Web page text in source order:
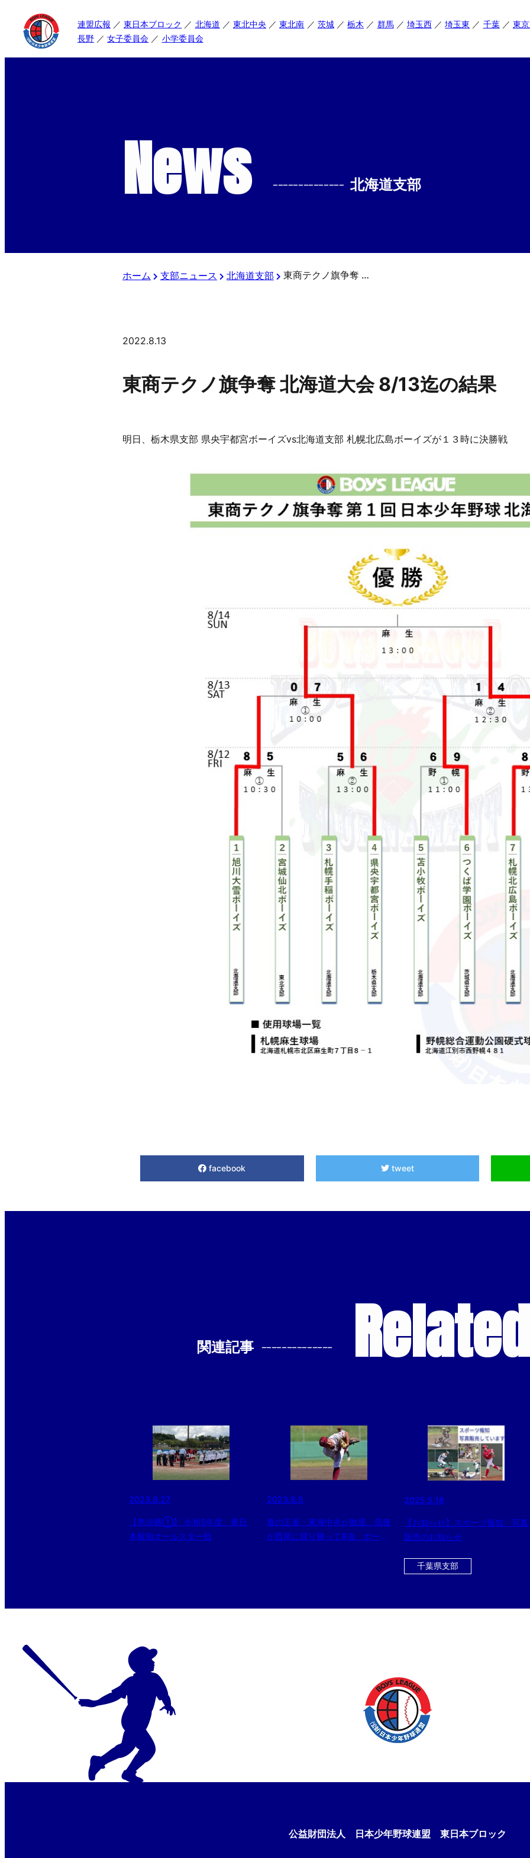
連盟広報 東日本ブロック 北海道 東北中央 東北南 茨城 栃木 群馬 埼玉西 埼玉東 千葉
東
長野
女子委員会 小学委員会
News -------------- 北海道支部
ホーム 支部ニュース 北海道支部 東商テクノ旗争奪 北海道大会 8/13迄の結果
2022.8.13
東商テクノ旗争奪 北海道大会 8/13迄の結果
明日、栃木県支部 県央宇都宮ボーイズvs北海道支部 札幌北広島ボーイズが１３時に決勝戦
facebook tweet
関連記事 --------------
2023.8.27
【準決勝①】 令和5年度 東日
本報知オールスター戦
2023.8.5
春の王者・東海中央が敗退、筑後
が西尾に競り勝って8強 ボーイ
2025.5.16
【お知らせ】スポーツ報知 写真
販売のお知らせ
千葉県支部
公益財団法人 日本少年野球連盟 東日本ブロック